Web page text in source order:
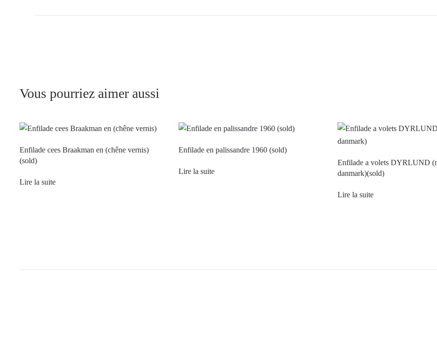
Vous pourriez aimer aussi
Enfilade cees Braakman en (chêne vernis)
(sold)
Lire la suite
Enfilade en palissandre 1960 (sold)
Lire la suite
Enfilade a volets DYRLUND
danmark)(sold)
Lire la suite